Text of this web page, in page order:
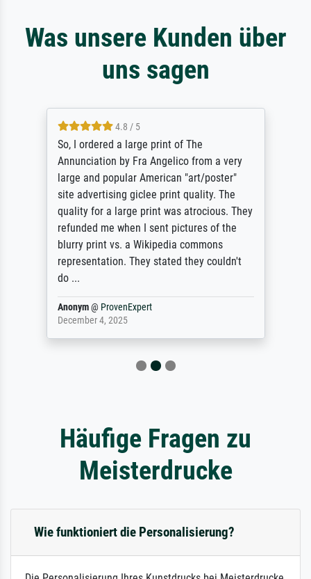
Was unsere Kunden über
uns sagen
4.8 / 5
So, I ordered a large print of The
Annunciation by Fra Angelico from a very
large and popular American "art/poster"
site advertising giclee print quality. The
quality for a large print was atrocious. They
refunded me when I sent pictures of the
blurry print vs. a Wikipedia commons
representation. They stated they couldn't
do ...
Anonym@ ProvenExpert
December 4, 2025
Häufige Fragen zu
Meisterdrucke
Wie funktioniert die Personalisierung?